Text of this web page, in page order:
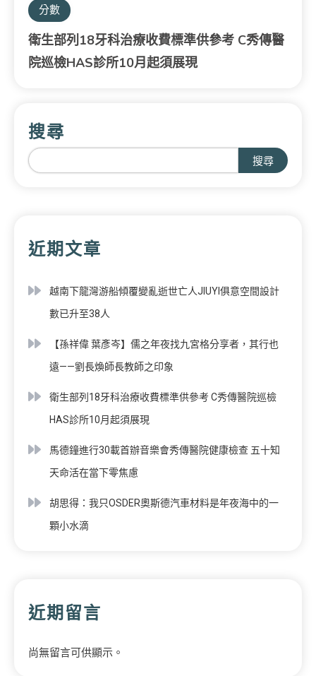
分數
衛生部列18牙科治療收費標準供參考 C秀傳醫
院巡檢HAS診所10月起須展現
搜尋
搜尋
近期文章
越南下龍灣游船傾覆變亂逝世亡人JIUYI俱意空間設計
數已升至38人
【孫祥偉 葉彥岑】儒之年夜找九宮格分享者，其行也
遠——劉長煥師長教師之印象
衛生部列18牙科治療收費標準供參考 C秀傳醫院巡檢
HAS診所10月起須展現
馬德鐘進行30載首辦音樂會秀傳醫院健康檢查 五十知
天命活在當下零焦慮
胡思得：我只OSDER奧斯德汽車材料是年夜海中的一
顆小水滴
近期留言
尚無留言可供顯示。